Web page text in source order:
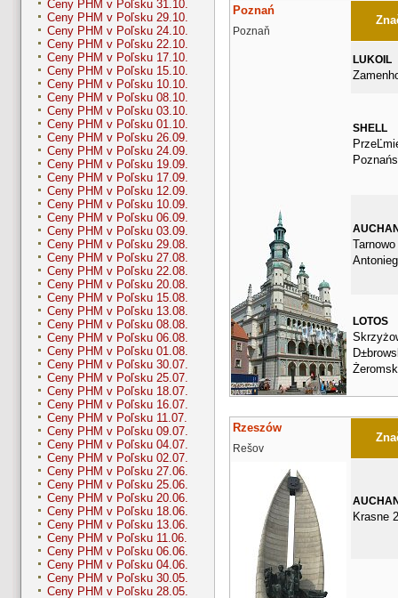
Ceny PHM v Poľsku 31.10.
Ceny PHM v Poľsku 29.10.
Ceny PHM v Poľsku 24.10.
Ceny PHM v Poľsku 22.10.
Ceny PHM v Poľsku 17.10.
Ceny PHM v Poľsku 15.10.
Ceny PHM v Poľsku 10.10.
Ceny PHM v Poľsku 08.10.
Ceny PHM v Poľsku 03.10.
Ceny PHM v Poľsku 01.10.
Ceny PHM v Poľsku 26.09.
Ceny PHM v Poľsku 24.09.
Ceny PHM v Poľsku 19.09.
Ceny PHM v Poľsku 17.09.
Ceny PHM v Poľsku 12.09.
Ceny PHM v Poľsku 10.09.
Ceny PHM v Poľsku 06.09.
Ceny PHM v Poľsku 03.09.
Ceny PHM v Poľsku 29.08.
Ceny PHM v Poľsku 27.08.
Ceny PHM v Poľsku 22.08.
Ceny PHM v Poľsku 20.08.
Ceny PHM v Poľsku 15.08.
Ceny PHM v Poľsku 13.08.
Ceny PHM v Poľsku 08.08.
Ceny PHM v Poľsku 06.08.
Ceny PHM v Poľsku 01.08.
Ceny PHM v Poľsku 30.07.
Ceny PHM v Poľsku 25.07.
Ceny PHM v Poľsku 18.07.
Ceny PHM v Poľsku 16.07.
Ceny PHM v Poľsku 11.07.
Ceny PHM v Poľsku 09.07.
Ceny PHM v Poľsku 04.07.
Ceny PHM v Poľsku 02.07.
Ceny PHM v Poľsku 27.06.
Ceny PHM v Poľsku 25.06.
Ceny PHM v Poľsku 20.06.
Ceny PHM v Poľsku 18.06.
Ceny PHM v Poľsku 13.06.
Ceny PHM v Poľsku 11.06.
Ceny PHM v Poľsku 06.06.
Ceny PHM v Poľsku 04.06.
Ceny PHM v Poľsku 30.05.
Ceny PHM v Poľsku 28.05.
Poznań
Poznaň
LUKOIL
SHELL
Tarnowo
LOTOS
Rzeszów
Rešov
Krasne